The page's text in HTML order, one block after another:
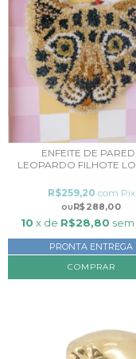
ENFEITE DE
LEOPARDO FILHOTE
R$288,00
R$259,20 com Pix
10 x de R$28,80
PRONTA ENTREGA